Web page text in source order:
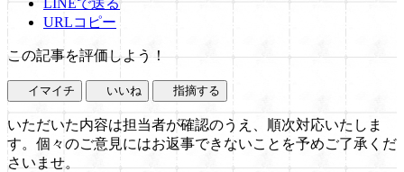
LINEで送る
URLコピー
この記事を評価しよう！
イマイチ いいね 指摘する
いただいた内容は担当者が確認のうえ、順次対応いたしま
す。個々のご意見にはお返事できないことを予めご了承くだ
さいませ。